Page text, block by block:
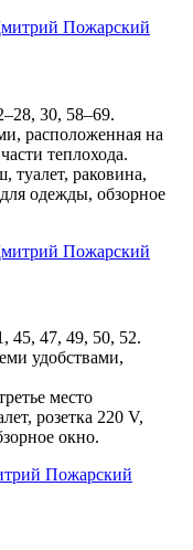
30, 58–69.
расположенная на
теплохода.
туалет, раковина,
одежды, обзорное
45, 47, 49, 50, 52.
удобствами,
место
розетка 220 V,
окно.